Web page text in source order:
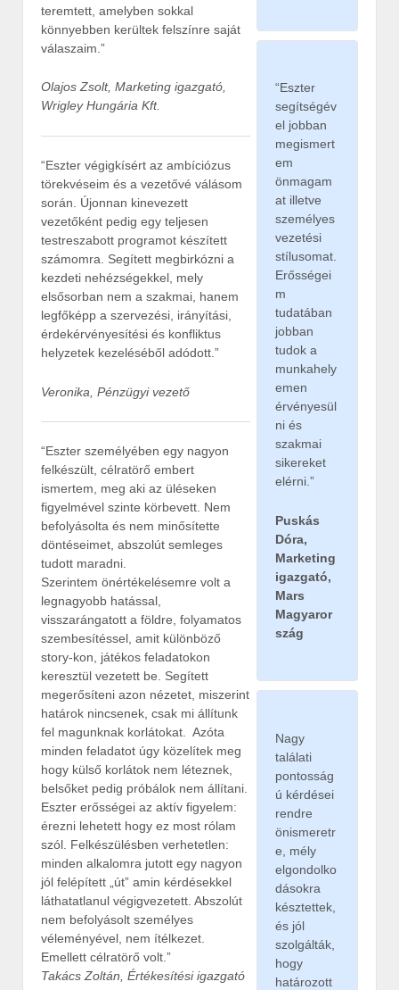
teremtett, amelyben sokkal
könnyebben kerültek felszínre saját
válaszaim.”
Olajos Zsolt, Marketing igazgató,
Wrigley Hungária Kft.
“Eszter végigkísért az ambíciózus
törekvéseim és a vezetővé válásom
során. Újonnan kinevezett
vezetőként pedig egy teljesen
testreszabott programot készített
számomra. Segített megbirkózni a
kezdeti nehézségekkel, mely
elsősorban nem a szakmai, hanem
legfőképp a szervezési, irányítási,
érdekérvényesítési és konfliktus
helyzetek kezeléséből adódott.”
Veronika, Pénzügyi vezető
“Eszter személyében egy nagyon
felkészült, célratörő embert
ismertem, meg aki az üléseken
figyelmével szinte körbevett. Nem
befolyásolta és nem minősítette
döntéseimet, abszolút semleges
tudott maradni.
Szerintem önértékelésemre volt a
legnagyobb hatással,
visszarángatott a földre, folyamatos
szembesítéssel, amit különböző
story-kon, játékos feladatokon
keresztül vezetett be. Segített
megerősíteni azon nézetet, miszerint
határok nincsenek, csak mi állítunk
fel magunknak korlátokat. Azóta
minden feladatot úgy közelítek meg
hogy külső korlátok nem léteznek,
belsőket pedig próbálok nem állítani.
Eszter erősségei az aktív figyelem:
érezni lehetett hogy ez most rólam
szól. Felkészülésben verhetetlen:
minden alkalomra jutott egy nagyon
jól felépített „út” amin kérdésekkel
láthatatlanul végigvezetett. Abszolút
nem befolyásolt személyes
véleményével, nem ítélkezet.
Emellett célratörő volt.”
Takács Zoltán, Értékesítési igazgató
“Eszter
segítségév
el jobban
megismert
em
önmagam
at illetve
személyes
vezetési
stílusomat.
Erősségei
m
tudatában
jobban
tudok a
munkahely
emen
érvényesül
ni és
szakmai
sikereket
elérni.”
Puskás
Dóra,
Marketing
igazgató,
Mars
Magyaror
szág
Nagy
találati
pontosság
ú kérdései
rendre
önismeretr
e, mély
elgondolko
dásokra
késztettek,
és jól
szolgálták,
hogy
határozott